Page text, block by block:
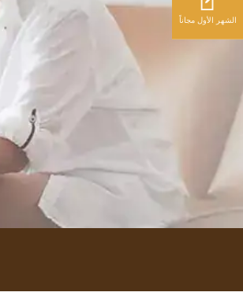
الشهر الأول مجاناً